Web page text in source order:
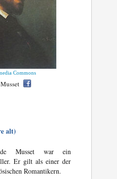
Commons
alt)
Musset war ein
Er gilt als einer der
Romantikern.